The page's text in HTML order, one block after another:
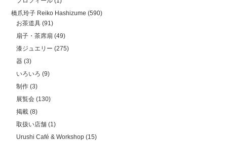
橋爪玲子 Reiko Hashizume (590)
お茶道具 (91)
扇子・茶席扇 (49)
漆ジュエリー (275)
器 (3)
いろいろ (9)
制作 (3)
展覧会 (130)
掲載 (8)
取扱い店舗 (1)
Urushi Café & Workshop (15)